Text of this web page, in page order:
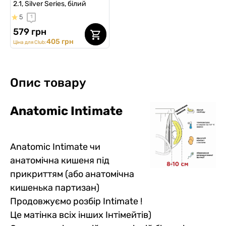
2.1, Silver Series, білий
5 1
579 грн
Ціна для Club:405 грн
Опис товару
Anatomic Intimatе
Anatomic Intimate чи
анатомічна кишеня під
прикриттям (або анатомічна
кишенька партизан)
Продовжуємо розбір Intimate !
Це матінка всіх інших Інтімейтів)